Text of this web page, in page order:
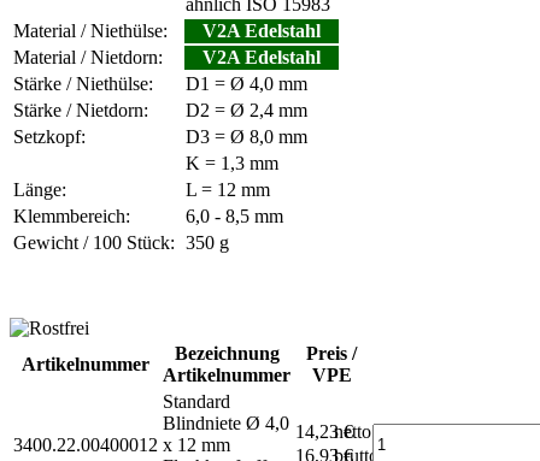
Material / Niethülse:
V2A Edelstahl
Material / Nietdorn:
V2A Edelstahl
Stärke / Niethülse:
D1 = Ø 4,0 mm
Stärke / Nietdorn:
D2 = Ø 2,4 mm
Setzkopf:
D3 = Ø 8,0 mm
K = 1,3 mm
Länge:
L = 12 mm
Klemmbereich:
6,0 - 8,5 mm
Gewicht / 100 Stück: 350 g
Artikelnummer
Bezeichnung
Artikelnummer
Preis /
VPE
3400.22.00400012
Standard
Blindniete Ø 4,0
x 12 mm
14,23 €
netto
16,93 €brutto*